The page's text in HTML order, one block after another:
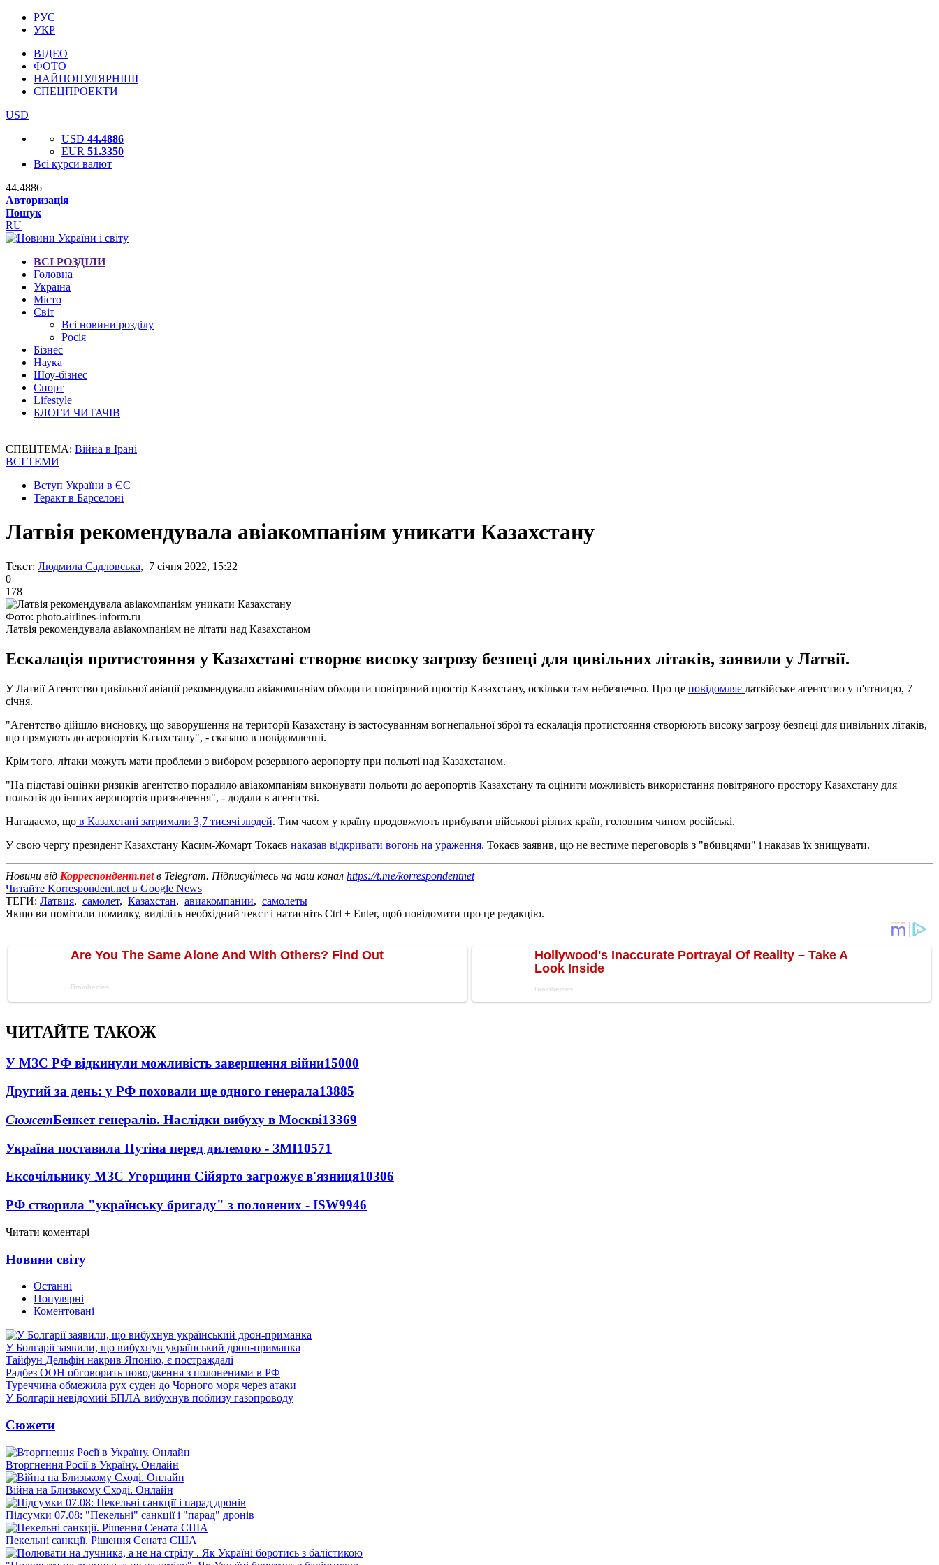
РУС
УКР
ВІДЕО
ФОТО
НАЙПОПУЛЯРНІШІ
СПЕЦПРОЕКТИ
USD
USD 44.4886
EUR 51.3350
Всі курси валют
44.4886
Авторизація
Пошук
RU
ВСІ РОЗДІЛИ
Головна
Україна
Місто
Світ
Всі новини розділу
Росія
Бізнес
Наука
Шоу-бізнес
Спорт
Lifestyle
БЛОГИ ЧИТАЧІВ
СПЕЦТЕМА: Війна в Ірані
ВСІ ТЕМИ
Вступ України в ЄС
Теракт в Барселоні
Латвія рекомендувала авіакомпаніям уникати Казахстану
Текст: Людмила Садловська, 7 січня 2022, 15:22
0
178
Фото: photo.airlines-inform.ru
Латвія рекомендувала авіакомпаніям не літати над Казахстаном
Ескалація протистояння у Казахстані створює високу загрозу безпеці для цивільних літаків, заявили у Латвії.
У Латвії Агентство цивільної авіації рекомендувало авіакомпаніям обходити повітряний простір Казахстану, оскільки там небезпечно. Про це повідомляє латвійське агентство у п'ятницю, 7
січня.
"Агентство дійшло висновку, що заворушення на території Казахстану із застосуванням вогнепальної зброї та ескалація протистояння створюють високу загрозу безпеці для цивільних літаків,
що прямують до аеропортів Казахстану", - сказано в повідомленні.
Крім того, літаки можуть мати проблеми з вибором резервного аеропорту при польоті над Казахстаном.
"На підставі оцінки ризиків агентство порадило авіакомпаніям виконувати польоти до аеропортів Казахстану та оцінити можливість використання повітряного простору Казахстану для
польотів до інших аеропортів призначення", - додали в агентстві.
Нагадаємо, що в Казахстані затримали 3,7 тисячі людей. Тим часом у країну продовжують прибувати військові різних країн, головним чином російські.
У свою чергу президент Казахстану Касим-Жомарт Токаєв наказав відкривати вогонь на ураження. Токаєв заявив, що не вестиме переговорів з "вбивцями" і наказав їх знищувати.
Новини від Корреспондент.netв Telegram. Підписуйтесь на наш канал https://t.me/korrespondentnet
Читайте Korrespondent.net в Google News
ТЕГИ: Латвия, самолет, Казахстан, авиакомпании, самолеты
Якщо ви помітили помилку, виділіть необхідний текст і натисніть Ctrl + Enter, щоб повідомити про це редакцію.
ЧИТАЙТЕ ТАКОЖ
У МЗС РФ відкинули можливість завершення війни15000
Другий за день: у РФ поховали ще одного генерала13885
СюжетБенкет генералів. Наслідки вибуху в Москві13369
Україна поставила Путіна перед дилемою - ЗМІ10571
Ексочільнику МЗС Угорщини Сійярто загрожує в'язниця10306
РФ створила "українську бригаду" з полонених - ISW9946
Читати коментарі
Новини світу
Останні
Популярні
Коментовані
У Болгарії заявили, що вибухнув український дрон-приманка
Тайфун Дельфін накрив Японію, є постраждалі
Радбез ООН обговорить поводження з полоненими в РФ
Туреччина обмежила рух суден до Чорного моря через атаки
У Болгарії невідомий БПЛА вибухнув поблизу газопроводу
Сюжети
Вторгнення Росії в Україну. Онлайн
Війна на Близькому Сході. Онлайн
Підсумки 07.08: "Пекельні" санкції і "парад" дронів
Пекельні санкції. Рішення Сената США